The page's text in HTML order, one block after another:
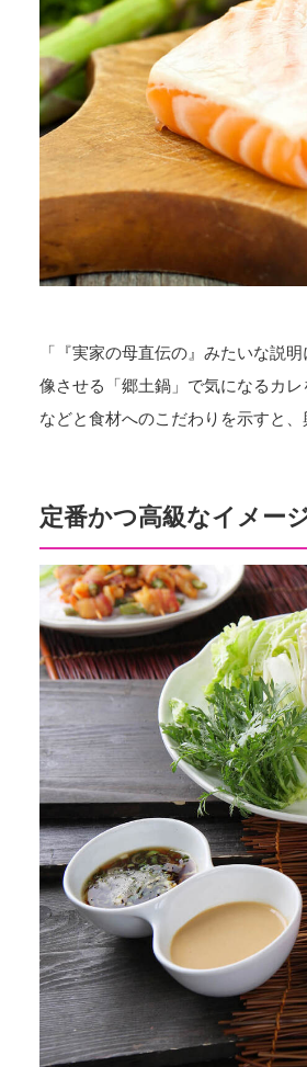
「『実家の母直伝の』みたいな説
像させる「郷土鍋」で気になるカ
などと食材へのこだわりを示すと、
定番かつ高級なイメー